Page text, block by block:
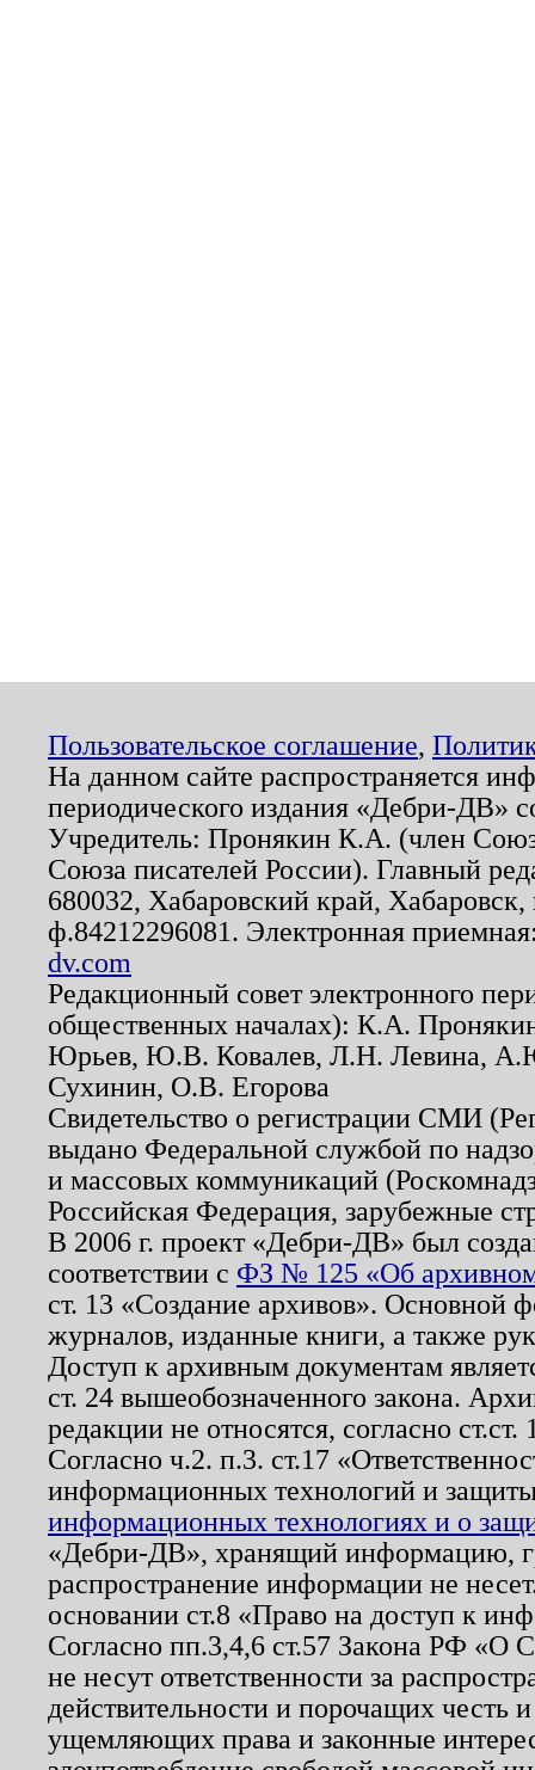
Пользовательское соглашение,
На данном сайте распространяется
периодического издания «Дебри-ДВ»
Учредитель: Пронякин К.А. (член
Союза писателей России). Главный
680032, Хабаровский край,
ф.84212296081. Электронная
dv.com
Редакционный совет электронного
общественных началах): К.А.
Юрьев, Ю.В. Ковалев, Л.Н. Левина,
Сухинин, О.В. Егорова
Свидетельство о регистрации СМИ
выдано Федеральной службой по
и массовых коммуникаций
Российская Федерация, зарубежные
В 2006 г. проект «Дебри-ДВ» был
соответствии с ФЗ № 125 «Об
ст. 13 «Создание архивов». Основной
журналов, изданные книги, а также
Доступ к архивным документам
ст. 24 вышеобозначенного закона.
редакции не относятся, согласно
Согласно ч.2. п.3. ст.17
информационных технологий и
информационных технологиях и о
«Дебри-ДВ», хранящий информацию,
распространение информации не
основании ст.8 «Право на доступ к
Согласно пп.3,4,6 ст.57 Закона РФ «О
не несут ответственности за
действительности и порочащих честь
ущемляющих права и законные